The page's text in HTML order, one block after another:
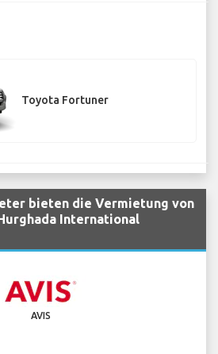
Toyota Fortuner
bieten die Vermietung von
International
AVIS